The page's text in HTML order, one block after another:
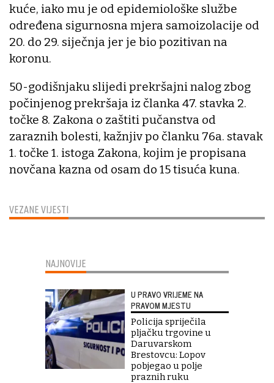
VEZANE VIJESTI
kuće, iako mu je od epidemiološke službe
određena sigurnosna mjera samoizolacije od
20. do 29. siječnja jer je bio pozitivan na
koronu.
50-godišnjaku slijedi prekršajni nalog zbog
počinjenog prekršaja iz članka 47. stavka 2.
točke 8. Zakona o zaštiti pučanstva od
zaraznih bolesti, kažnjiv po članku 76a. stavak
1. točke 1. istoga Zakona, kojim je propisana
novčana kazna od osam do 15 tisuća kuna.
NAJNOVIJE
U PRAVO VRIJEME NA
PRAVOM MJESTU
Policija spriječila
pljačku trgovine u
Daruvarskom
Brestovcu: Lopov
pobjegao u polje
praznih ruku